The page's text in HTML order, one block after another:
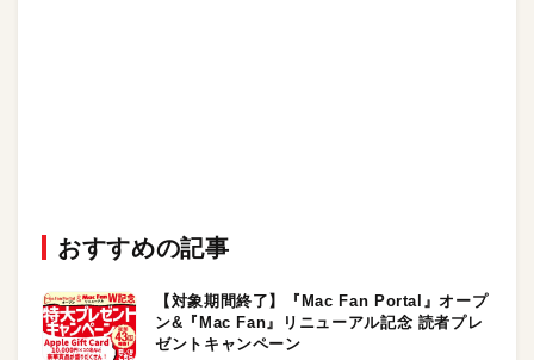
おすすめの記事
【対象期間終了】『Mac Fan Portal』オープ
ン&『Mac Fan』リニューアル記念 読者プレ
ゼントキャンペーン